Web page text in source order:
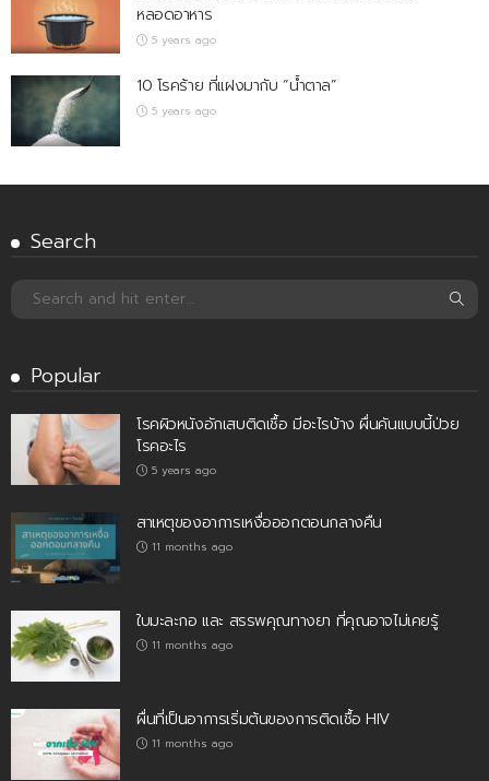
หลอดอาหาร
5 years ago
10 โรคร้าย ที่แฝงมากับ “น้ำตาล”
5 years ago
Search
Popular
โรคผิวหนังอักเสบติดเชื้อ มีอะไรบ้าง ผื่นคันแบบนี้ป่วย
โรคอะไร
5 years ago
สาเหตุของอาการเหงื่อออกตอนกลางคืน
11 months ago
ใบมะละกอ และ สรรพคุณทางยา ที่คุณอาจไม่เคยรู้
11 months ago
ผื่นที่เป็นอาการเริ่มต้นของการติดเชื้อ HIV
11 months ago